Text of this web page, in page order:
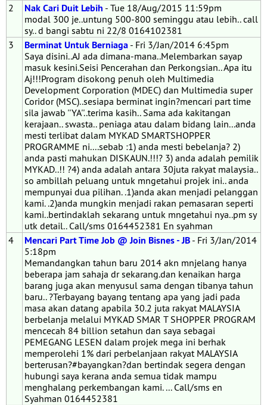
2
Nak Cari Duit Lebih - Tue 18/Aug/2015 11:59pm
modal 300 je..untung 500-800 seminggu atau lebih.. call
sy.. d bangi sabtu ni 22/8 0164102381
3
Berminat Untuk Berniaga - Fri 3/Jan/2014 6:45pm
Saya disini..AJ ada dimana-mana..Melembarkan sayap
masuk kesini.Seisi Pencerahan dan Perkongsian.. Apa itu
Aj!!!Program disokong penuh oleh Multimedia
Development Corporation (MDEC) dan Multimedia super
Coridor (MSC)..sesiapa berminat ingin?mencari part time
sila jawab ''YA''..terima kasih.. Sama ada kakitangan
kerajaan.. swasta.. peniaga atau dalam bidang lain...anda
mesti terlibat dalam MYKAD SMARTSHOPPER
PROGRAMME ni....sebab :1) anda mesti bebelanja? 2)
anda pasti mahukan DISKAUN.!!!? 3) anda adalah pemilik
MYKAD..!! ?4) anda adalah antara 30juta rakyat malaysia..
so ambillah peluang untuk mngetahui projek ini.. anda
mempunyai dua pilihan. .1)anda akan menjadi pelanggan
kami. .2)anda mungkin menjadi rakan pemasaran seperti
kami..bertindaklah sekarang untuk mngetahui nya..pm sy
utk detail.. Call/sms 0164452381 En syahman
4
Mencari Part Time Job @ Join Bisnes - JB - Fri 3/Jan/2014
5:18pm
Memandangkan tahun baru 2014 akn mnjelang hanya
beberapa jam sahaja dr sekarang.dan kenaikan harga
barang juga akan menyusul sama dengan tibanya tahun
baru.. ?Terbayang bayang tentang apa yang jadi pada
masa akan datang apabila 30.2 juta rakyat MALAYSIA
berbelanja melalui MYKAD SMAR T SHOPPER PROGRAM
mencecah 84 billion setahun dan saya sebagai
PEMEGANG LESEN dalam projek mega ini berhak
memperolehi 1% dari perbelanjaan rakyat MALAYSIA
berterusan?#bayangkan?dan bertindak segera dengan
hubungi saya kerana anda semua tidak mampu
menghalang perkembangan kami. ... Call/sms en
Syahman 0164452381